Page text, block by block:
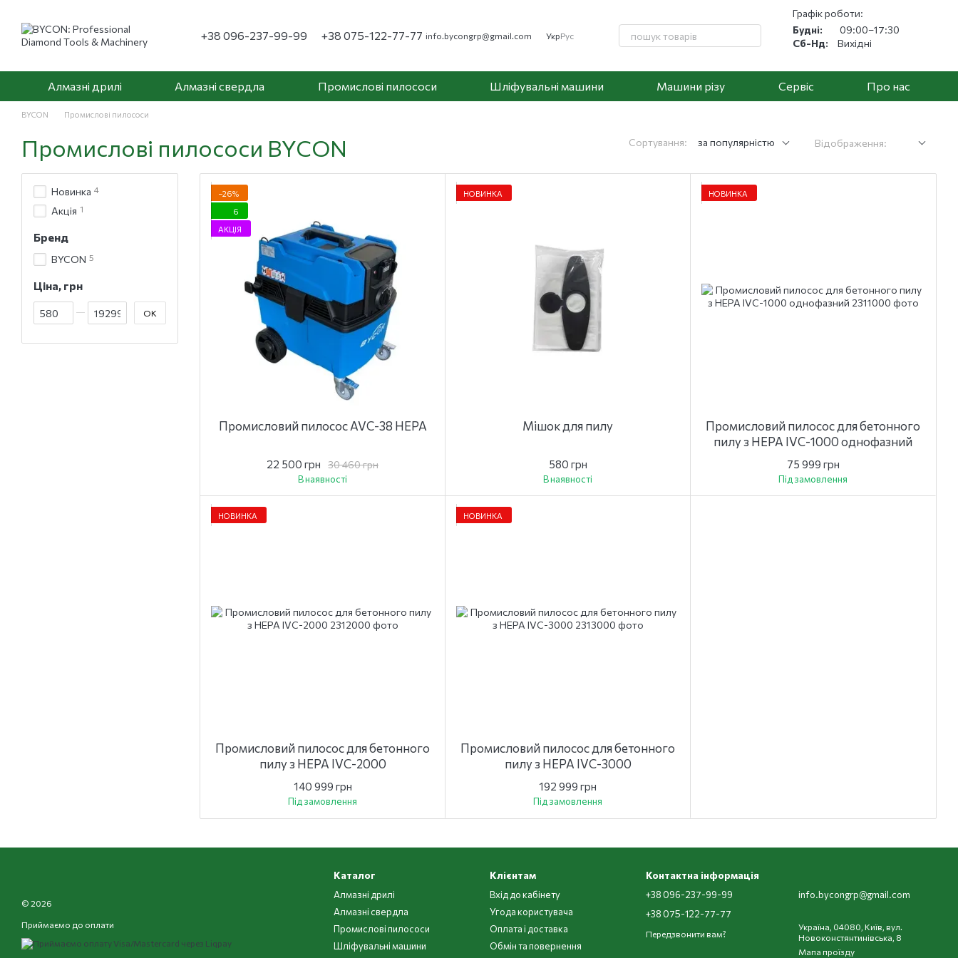
+38 096-237-99-99 +38 075-122-77-77 info.bycongrp@gmail.com УкрРус
Графік роботи:
Будні:
09:00–17:30
Сб-Нд:
Вихідні
Алмазні дрилі Алмазні свердла Промислові пилососи Шліфувальні машини Машини різу Cервіс Про нас
BYCON Промислові пилососи
Промислові пилососи BYCON Сортування: за популярністю Відображення:
−26%
6
АКЦІЯ
Промисловий пилосос AVС-38 HEPA
30 460 грн
22 500 грн
В наявності
НОВИНКА
Мішок для пилу
580 грн
В наявності
НОВИНКА
Промисловий пилосос для бетонного
пилу з HEPA IVC-1000 однофазний
75 999 грн
Під замовлення
НОВИНКА
Промисловий пилосос для бетонного
пилу з HEPA IVC-2000
140 999 грн
Під замовлення
НОВИНКА
Промисловий пилосос для бетонного
пилу з HEPA IVC-3000
192 999 грн
Під замовлення
Новинка 4
Акція 1
Бренд
BYCON 5
Ціна, грн
ОК
© 2026
Приймаємо до оплати
Каталог
Алмазні дрилі
Алмазні свердла
Промислові пилососи
Шліфувальні машини
Клієнтам
Вхід до кабінету
Угода користувача
Оплата і доставка
Обмін та повернення
Контактна інформація
+38 096-237-99-99
+38 075-122-77-77
Передзвонити вам?
info.bycongrp@gmail.com
Україна, 04080, Київ, вул.
Новоконстянтинівська, 8
Мапа проїзду